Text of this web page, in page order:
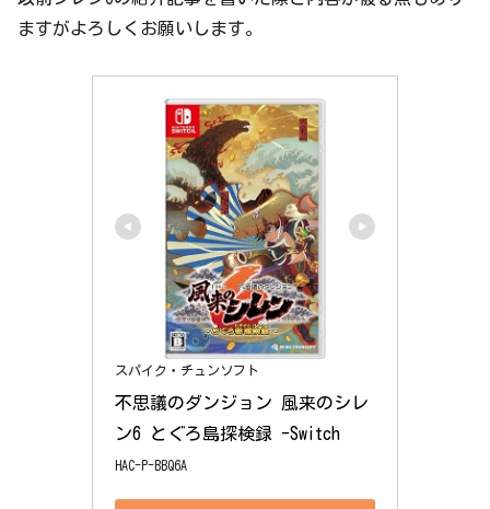
ますがよろしくお願いします。
スパイク・チュンソフト
不思議のダンジョン 風来のシレ
ン6 とぐろ島探検録 -Switch
HAC-P-BBQ6A